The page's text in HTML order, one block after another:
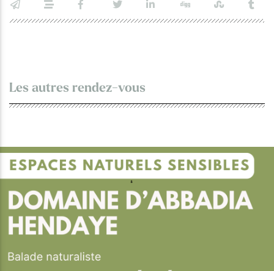
Les autres rendez-vous